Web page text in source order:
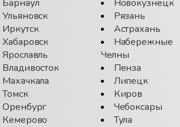
Барнаул
Ульяновск
Иркутск
Хабаровск
Ярославль
Владивосток
Махачкала
Томск
Оренбург
Кемерово
Новокузнецк
Рязань
Астрахань
Набережные
Челны
Пенза
Липецк
Киров
Чебоксары
Тула